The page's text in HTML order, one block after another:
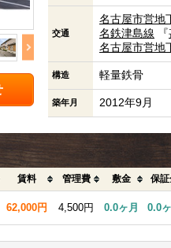
交通
名古屋市営地
名鉄津島線 『
名古屋市営地
構造 軽量鉄骨
築年月 2012年9月
賃料 管理費 敷金 保証
62,000円 4,500円 0.0ヶ月 0.0